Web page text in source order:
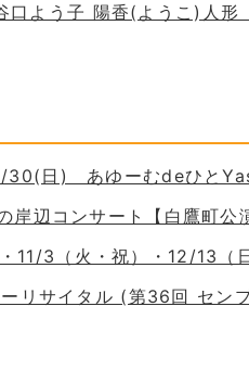
う子 陽香(ようこ)人形
日) あゆーむdeひと
辺コンサート【白鷹町公
11/3（火・祝）・12/13
サイタル (第36回 センプ